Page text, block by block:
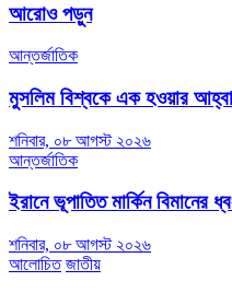
আরোও পড়ুন
আন্তর্জাতিক
মুসলিম বিশ্বকে এক হওয়ার আহ্বান
শনিবার, ০৮ আগস্ট ২০২৬
আন্তর্জাতিক
ইরানে ভূপাতিত মার্কিন বিমানের
শনিবার, ০৮ আগস্ট ২০২৬
আলোচিত জাতীয়